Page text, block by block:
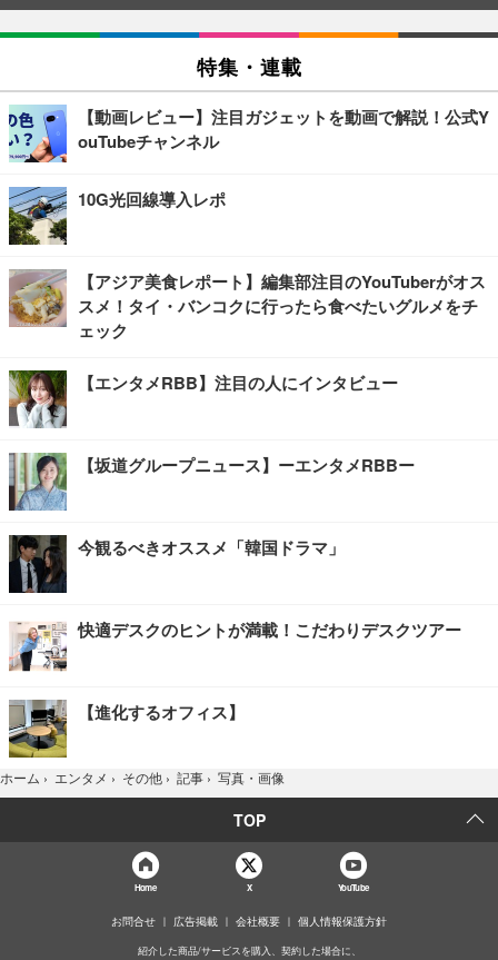
特集・連載
【動画レビュー】注目ガジェットを動画で解説！公式Y
ouTubeチャンネル
10G光回線導入レポ
【アジア美食レポート】編集部注目のYouTuberがオス
スメ！タイ・バンコクに行ったら食べたいグルメをチ
ェック
【エンタメRBB】注目の人にインタビュー
【坂道グループニュース】ーエンタメRBBー
今観るべきオススメ「韓国ドラマ」
快適デスクのヒントが満載！こだわりデスクツアー
【進化するオフィス】
ホーム › エンタメ › その他 › 記事 › 写真・画像
TOP
Home X YouTube
お問合せ 広告掲載 会社概要 個人情報保護方針
紹介した商品/サービスを購入、契約した場合に、